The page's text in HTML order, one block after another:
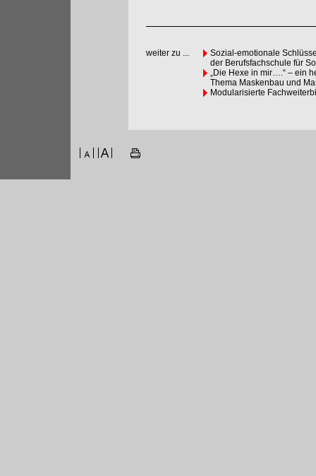
weiter zu ...
Sozial-emotionale
der Berufsfachschule für
„Die Hexe in mir….“ – ein
Thema Maskenbau und
Modularisierte